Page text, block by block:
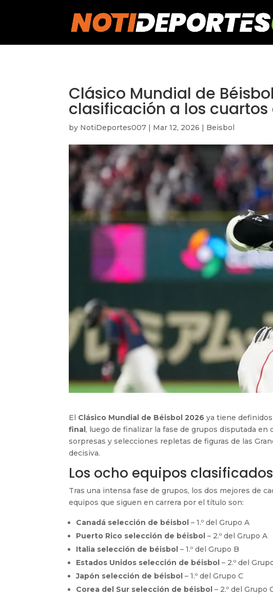
Clásico Mundial de
clasificación a los cuartos
by NotiDeportes007 | Mar 12, 2026 | Beisbol
El Clásico Mundial de Béisbol 2026 ya tiene
final, luego de finalizar la fase de grupos disputada
sorpresas y selecciones repletas de figuras de las
decisiva.
Los ocho equipos clasificados
Tras una intensa fase de grupos, los dos mejores de
equipos que siguen en carrera por el título son:
Canadá selección de béisbol – 1.º del Grupo A
Puerto Rico selección de béisbol – 2.º del Grupo A
Italia selección de béisbol – 1.º del Grupo B
Estados Unidos selección de béisbol – 2.º del
Japón selección de béisbol – 1.º del Grupo C
Corea del Sur selección de béisbol – 2.º del Grupo